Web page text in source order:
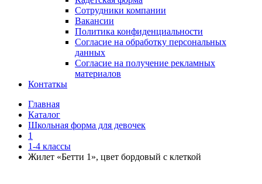
Сотрудники компании
Вакансии
Политика конфиденциальности
Согласие на обработку персональных
данных
Согласие на получение рекламных
материалов
Контаткы
Главная
Каталог
Школьная форма для девочек
1
1-4 классы
Жилет «Бетти 1», цвет бордовый с клеткой